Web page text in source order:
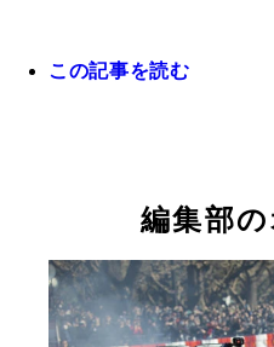
この記事を読む
編集部